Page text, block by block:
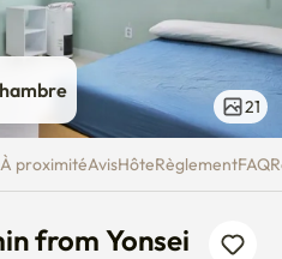
21
À proximitéAvisHôteRèglementFAQ
from Yonsei